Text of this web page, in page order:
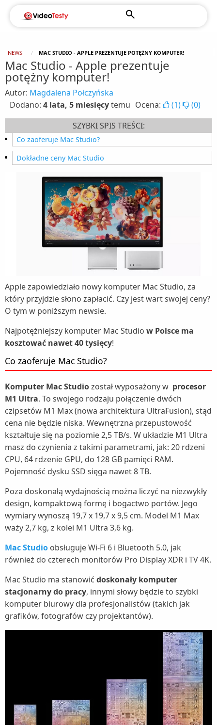
NEWS MAC STUDIO - APPLE PREZENTUJE POTĘŻNY KOMPUTER!
Mac Studio - Apple prezentuje
potężny komputer!
Autor: Magdalena Połczyńska
Dodano: 4 lata, 5 miesięcytemu Ocena: (1) (0)
SZYBKI SPIS TREŚCI:
Co zaoferuje Mac Studio?
Dokładne ceny Mac Studio
Apple zapowiedziało nowy komputer Mac Studio, za
który przyjdzie słono zapłacić. Czy jest wart swojej ceny?
O tym w poniższym newsie.
Najpotężniejszy komputer Mac Studio w Polsce ma
kosztować nawet 40 tysięcy!
Co zaoferuje Mac Studio?
Komputer Mac Studiozostał wyposażony w procesor
M1 Ultra. To swojego rodzaju połączenie dwóch
czipsetów M1 Max (nowa architektura UltraFusion), stąd
cena nie będzie niska. Wewnętrzna przepustowość
kształtuje się na poziomie 2,5 TB/s. W układzie M1 Ultra
masz do czynienia z takimi parametrami, jak: 20 rdzeni
CPU, 64 rdzenie GPU, do 128 GB pamięci RAM.
Pojemność dysku SSD sięga nawet 8 TB.
Poza doskonałą wydajnością można liczyć na niezwykły
design, kompaktową formę i bogactwo portów. Jego
wymiary wynoszą 19,7 x 19,7 x 9,5 cm. Model M1 Max
waży 2,7 kg, z kolei M1 Ultra 3,6 kg.
Mac Studio obsługuje Wi-Fi 6 i Bluetooth 5.0, jak
również do czterech monitorów Pro Display XDR i TV 4K.
Mac Studio ma stanowić doskonały komputer
stacjonarny do pracy, innymi słowy będzie to szybki
komputer biurowy dla profesjonalistów (takich jak
grafików, fotografów czy projektantów).